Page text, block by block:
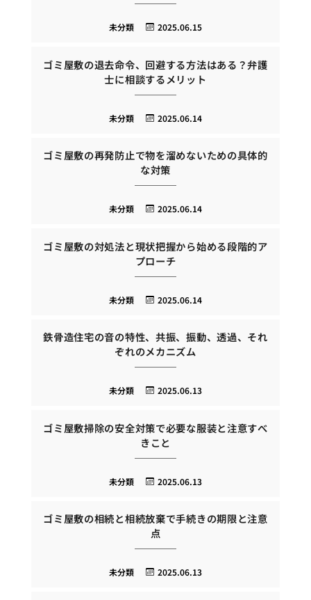
2025.06.15
未分類
ゴミ屋敷の退去命令、回避する方法はある？弁護
士に相談するメリット
2025.06.14
未分類
ゴミ屋敷の再発防止で物を溜めないための具体的
な対策
2025.06.14
未分類
ゴミ屋敷の対処法と現状把握から始める段階的ア
プローチ
2025.06.14
未分類
鉄骨造住宅の音の特性、共振、振動、透過、それ
ぞれのメカニズム
2025.06.13
未分類
ゴミ屋敷掃除の安全対策で必要な服装と注意すべ
きこと
2025.06.13
未分類
ゴミ屋敷の相続と相続放棄で手続きの期限と注意
点
2025.06.13
未分類